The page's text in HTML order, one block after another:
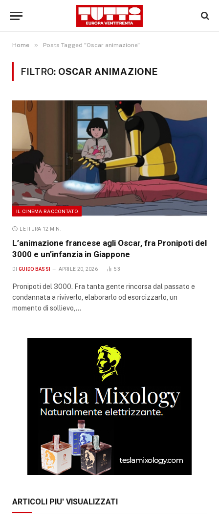
Home » Posts Tagged "Oscar animazione"
FILTRO: OSCAR ANIMAZIONE
IL CINEMA RACCONTATO
LETTURA 12 MIN.
L’animazione francese agli Oscar, fra Pronipoti del
3000 e un’infanzia in Giappone
DI GUIDO BASSI APRILE 20, 2026 53
Pronipoti del 3000. Fra tanta gente rincorsa dal passato e
condannata a riviverlo, elaborarlo od esorcizzarlo, un
momento di sollievo,…
ARTICOLI PIU' VISUALIZZATI